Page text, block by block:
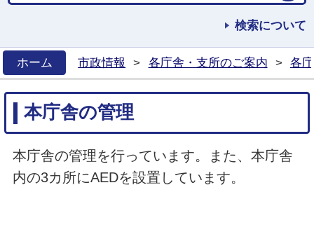
検索について
ホーム
市政情報 > 各庁舎・支所のご案内 > 各
本庁舎の管理
本庁舎の管理を行っています。また、本庁舎
内の3カ所にAEDを設置しています。